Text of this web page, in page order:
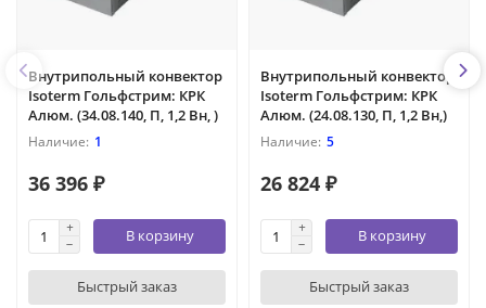
Внутрипольный конвектор
Isoterm Гольфстрим: КРК
Алюм. (34.08.140, П, 1,2 Вн, )
1
36 396 ₽
В корзину
Быстрый заказ
Внутрипольный конвектор
Isoterm Гольфстрим: КРК
Алюм. (24.08.130, П, 1,2 Вн,)
5
26 824 ₽
В корзину
Быстрый заказ